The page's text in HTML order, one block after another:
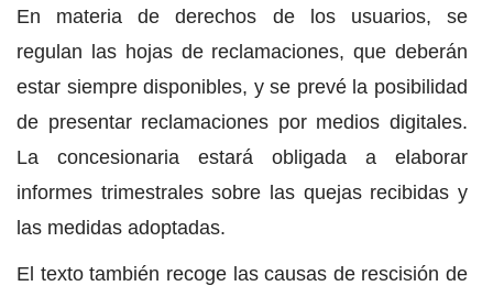
En materia de derechos de los usuarios, se
regulan las hojas de reclamaciones, que deberán
estar siempre disponibles, y se prevé la posibilidad
de presentar reclamaciones por medios digitales.
La concesionaria estará obligada a elaborar
informes trimestrales sobre las quejas recibidas y
las medidas adoptadas.
El texto también recoge las causas de rescisión de